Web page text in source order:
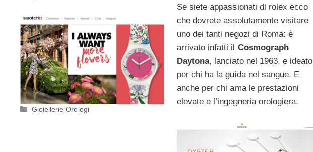
Categorie
Gioiellerie-Orologi
Se siete appassionati di rolex ecco
che dovrete assolutamente visitare
uno dei tanti negozi di Roma: è
arrivato infatti il Cosmograph
Daytona, lanciato nel 1963, e ideato
per chi ha la guida nel sangue. E
anche per chi ama le prestazioni
elevate e l’ingegneria orologiera.